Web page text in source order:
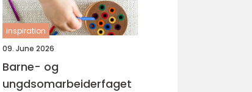
inspiration
09. June 2026
Barne- og
ungdsomarbeiderfaget